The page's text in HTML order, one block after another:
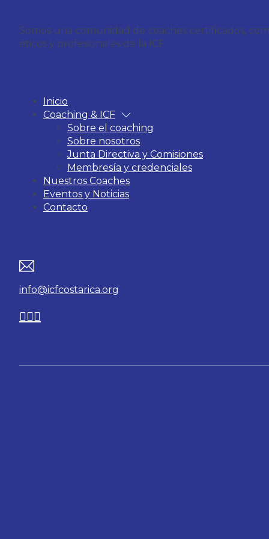
Somos una comunidad de coaches certificados,
éticos y profesionales de la ICF.
Inicio
Coaching & ICF
Sobre el coaching
Sobre nosotros
Junta Directiva y Comisiones
Membresía y credenciales
Nuestros Coaches
Eventos y Noticias
Contacto
info@icfcostarica.org